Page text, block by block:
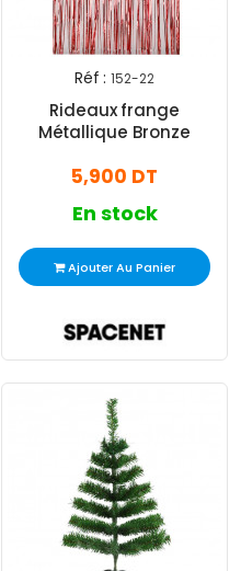
Réf : 152-22
Rideaux frange
Métallique Bronze
5,900 DT
En stock
Ajouter Au Panier